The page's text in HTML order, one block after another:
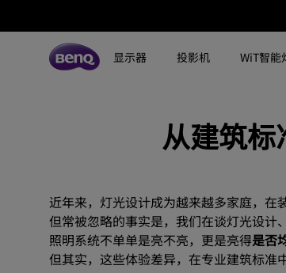
看：
显示器
专业编程显示器
影音文书护眼屏幕
3A游戏显示器
MA系列显示器
搜寻重点规格
HDMI 2.1
USB-C
色域
投影机
客厅影院投影机
专业游戏投影机
商用投影机
搜寻重点规格
DCI-P3
LED
激光
WiT智能
智能阅读落地灯
智能阅读台灯
屏幕挂灯
全空间大主灯从建筑
近年来，灯光设计成为越来越多家庭，在
但常被忽略的事实是，我们在谈灯光设计
照明系统不单单是亮不亮，更是亮得是否
但其实，这些体验差异，在专业建筑标准